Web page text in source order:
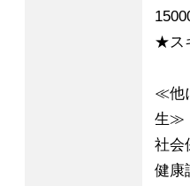
★ス
≪他
生≫
社会
健康